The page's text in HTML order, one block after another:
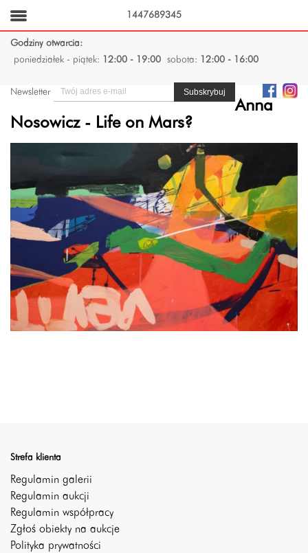
Godziny otwarcia:
poniedziałek - piątek:
12:00 - 19:00 sobota: 12:00 - 16:00
Newsletter
Anna
Nosowicz - Life on Mars?
Strefa klienta
Regulamin galerii
Regulamin aukcji
Regulamin współpracy
Zgłoś obiekty na aukcje
Polityka prywatności
1447689345